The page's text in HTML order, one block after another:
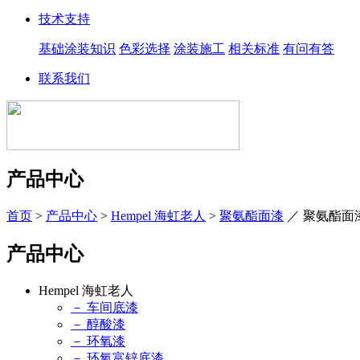
技术支持
基础涂装知识 色彩选择 涂装施工 相关标准 有问有答
联系我们
产品中心
首页 > 产品中心 > Hempel 海虹老人 > 聚氨酯面漆 ／ 聚氨酯面
产品中心
Hempel 海虹老人
－ 车间底漆
－ 醇酸漆
－ 环氧漆